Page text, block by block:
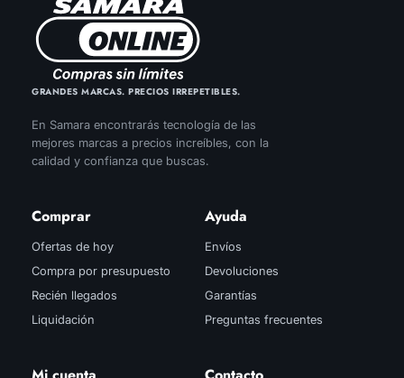
GRANDES MARCAS. PRECIOS IRREPETIBLES.
En Samara encontrarás tecnología de las
mejores marcas a precios increíbles, con la
calidad y confianza que buscas.
Comprar
Ofertas de hoy
Compra por presupuesto
Recién llegados
Liquidación
Ayuda
Envíos
Devoluciones
Garantías
Preguntas frecuentes